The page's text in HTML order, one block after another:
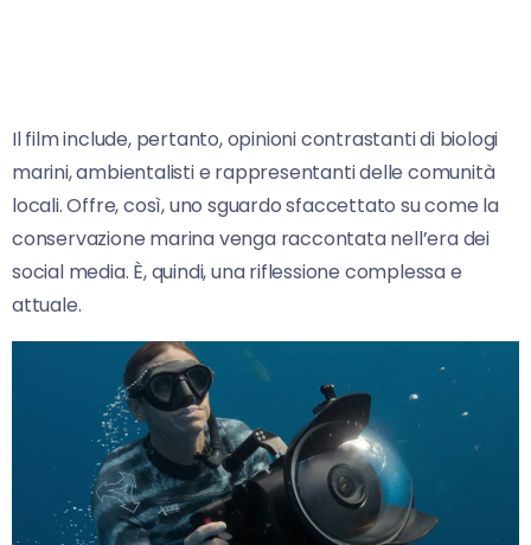
Il film include, pertanto, opinioni contrastanti di biologi
marini, ambientalisti e rappresentanti delle comunità
locali. Offre, così, uno sguardo sfaccettato su come la
conservazione marina venga raccontata nell’era dei
social media. È, quindi, una riflessione complessa e
attuale.